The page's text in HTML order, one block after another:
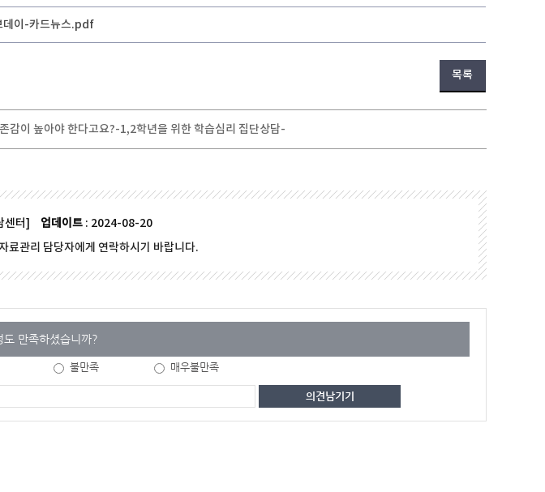
데이-카드뉴스.pdf
목록
감이 높아야 한다고요?-1,2학년을 위한 학습심리 집단상담-
터] 업데이트 : 2024-08-20
료관리 담당자에게 연락하시기 바랍니다.
만족하셨습니까?
불만족 매우불만족